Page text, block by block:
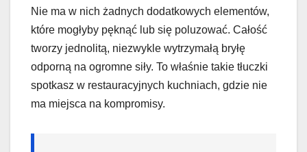
Nie ma w nich żadnych dodatkowych elementów,
które mogłyby pęknąć lub się poluzować. Całość
tworzy jednolitą, niezwykle wytrzymałą bryłę
odporną na ogromne siły. To właśnie takie tłuczki
spotkasz w restauracyjnych kuchniach, gdzie nie
ma miejsca na kompromisy.